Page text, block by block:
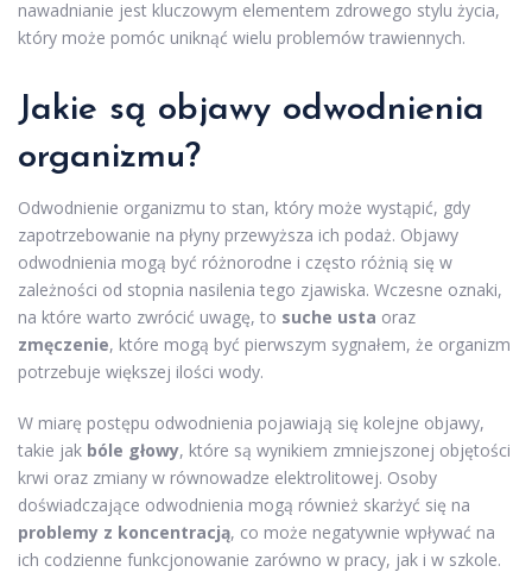
nawadnianie jest kluczowym elementem zdrowego stylu życia,
który może pomóc uniknąć wielu problemów trawiennych.
Jakie są objawy odwodnienia
organizmu?
Odwodnienie organizmu to stan, który może wystąpić, gdy
zapotrzebowanie na płyny przewyższa ich podaż. Objawy
odwodnienia mogą być różnorodne i często różnią się w
zależności od stopnia nasilenia tego zjawiska. Wczesne oznaki,
na które warto zwrócić uwagę, to suche usta oraz
zmęczenie, które mogą być pierwszym sygnałem, że organizm
potrzebuje większej ilości wody.
W miarę postępu odwodnienia pojawiają się kolejne objawy,
takie jak bóle głowy, które są wynikiem zmniejszonej objętości
krwi oraz zmiany w równowadze elektrolitowej. Osoby
doświadczające odwodnienia mogą również skarżyć się na
problemy z koncentracją, co może negatywnie wpływać na
ich codzienne funkcjonowanie zarówno w pracy, jak i w szkole.